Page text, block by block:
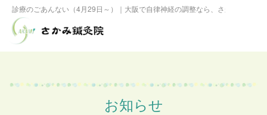
診療のごあんない（4月29日～）｜大阪で自律神経の調整なら、さかみ鍼灸院へ
お知らせ